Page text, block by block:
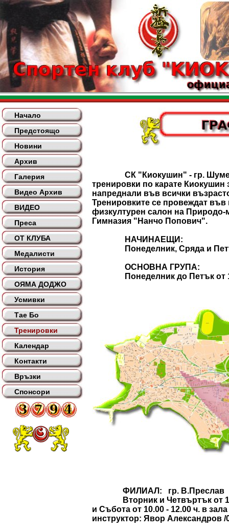
Начало
Предстоящо
Новини
Архив
Галерия
Видео Архив
ВИДЕО
Преса
ОТ КЛУБА
Медалисти
История
ОЯМА ДОДЖО
Усмивки
Тае Бо
Тренировки
Календар
Контакти
Връзки
Спонсори
СК "Киокушин" - гр. Шумен
тренировки по карате Киокушин
напреднали във всички
Тренировките се провеждат
физкултурен салон на Природо-
Гимназия "Нанчо Попович".
НАЧИНАЕЩИ:
Понеделник, Сряда и Петък
ОСНОВНА ГРУПА:
Понеделник до Петък от
ФИЛИАЛ: гр. В.Преслав
Вторник и Четвъртък от
и Събота от 10.00 - 12.00 ч. в
инструктор: Явор Александров /